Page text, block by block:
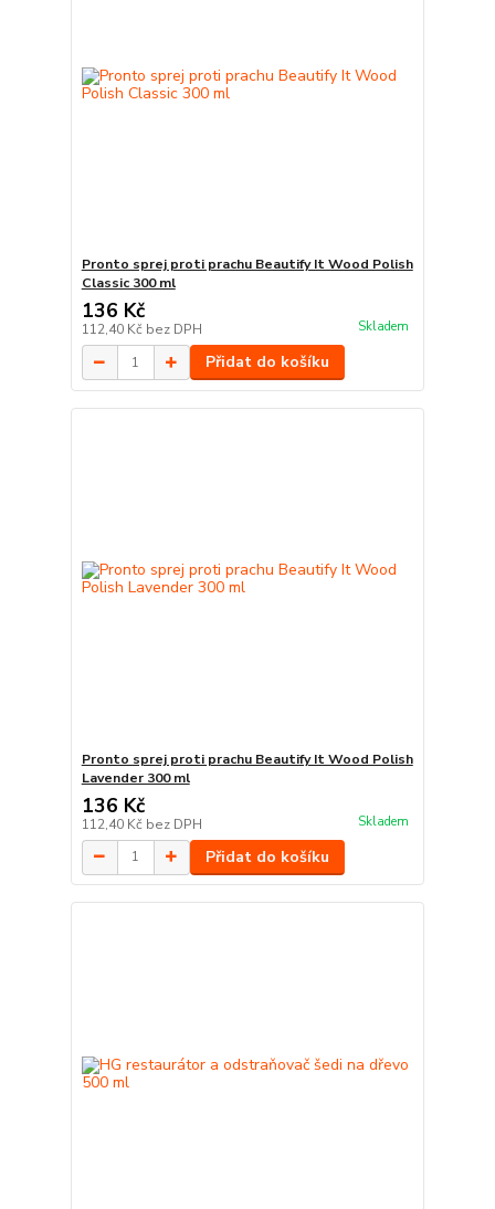
Pronto sprej proti prachu Beautify It Wood Polish
Classic 300 ml
136 Kč
112,40 Kč bez DPH Skladem
Přidat do košíku
Pronto sprej proti prachu Beautify It Wood Polish
Lavender 300 ml
136 Kč
112,40 Kč bez DPH Skladem
Přidat do košíku